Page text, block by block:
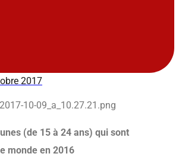
2017
(de 15 à 24 ans) qui sont
monde en 2016